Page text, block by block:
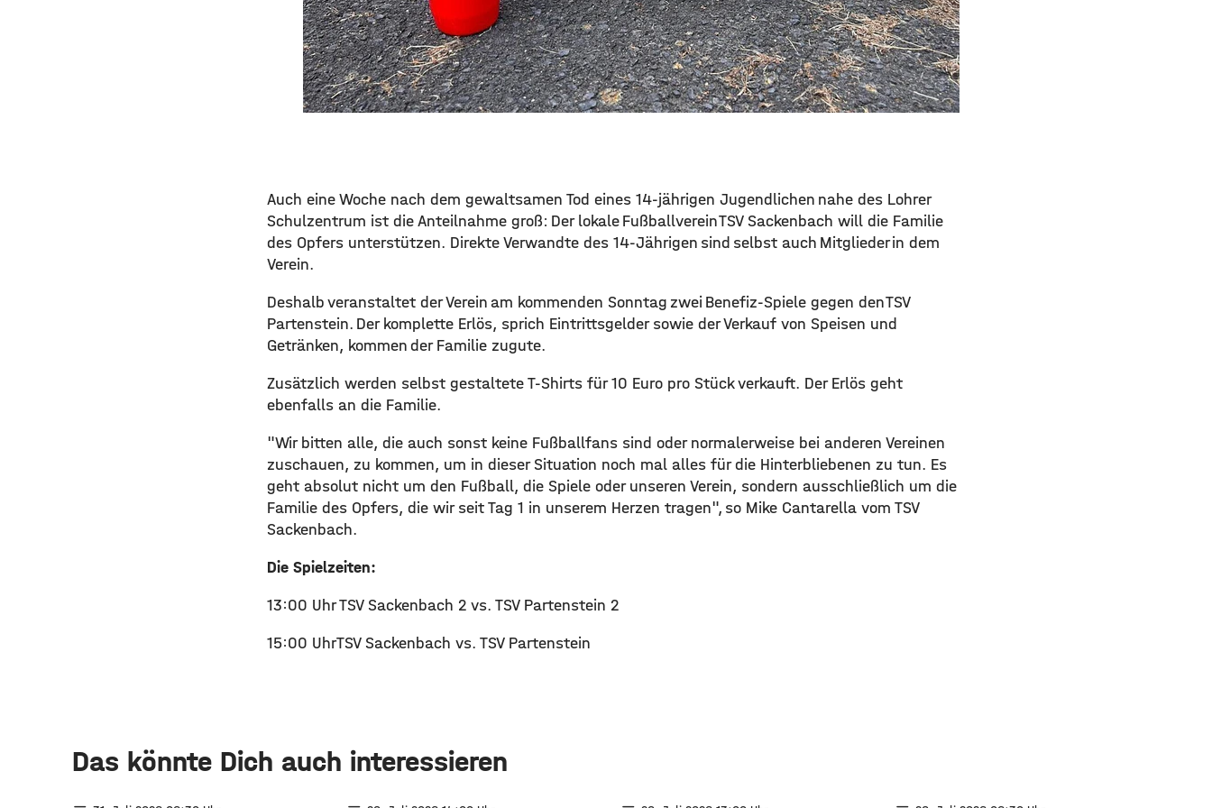
Auch eine Woche nach dem gewaltsamen Tod eines 14-jährigen Jugendlichen nahe des Lohrer
Schulzentrum ist die Anteilnahme groß: Der lokale Fußballverein TSV Sackenbach will die Familie
des Opfers unterstützen. Direkte Verwandte des 14-Jährigen sind selbst auch Mitglieder in dem
Verein.
Deshalb veranstaltet der Verein am kommenden Sonntag zwei Benefiz-Spiele gegen den TSV
Partenstein. Der komplette Erlös, sprich Eintrittsgelder sowie der Verkauf von Speisen und
Getränken, kommen der Familie zugute.
Zusätzlich werden selbst gestaltete T-Shirts für 10 Euro pro Stück verkauft. Der Erlös geht
ebenfalls an die Familie.
"Wir bitten alle, die auch sonst keine Fußballfans sind oder normalerweise bei anderen Vereinen
zuschauen, zu kommen, um in dieser Situation noch mal alles für die Hinterbliebenen zu tun. Es
geht absolut nicht um den Fußball, die Spiele oder unseren Verein, sondern ausschließlich um die
Familie des Opfers, die wir seit Tag 1 in unserem Herzen tragen", so Mike Cantarella vom TSV
Sackenbach.
Die Spielzeiten:
13:00 Uhr TSV Sackenbach 2 vs. TSV Partenstein 2
15:00 Uhr TSV Sackenbach vs. TSV Partenstein
Das könnte Dich auch interessieren